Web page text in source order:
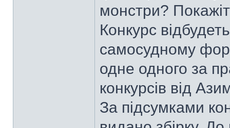
монстри?
Конкурс
самосудному
одне одного за
конкурсів від
За підсумками